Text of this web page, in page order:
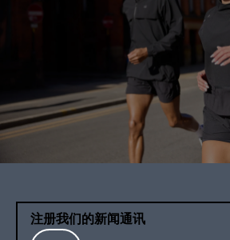
注册我们的新闻通讯